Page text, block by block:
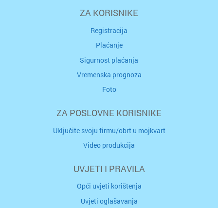
ZA KORISNIKE
Registracija
Plaćanje
Sigurnost plaćanja
Vremenska prognoza
Foto
ZA POSLOVNE KORISNIKE
Uključite svoju firmu/obrt u mojkvart
Video produkcija
UVJETI I PRAVILA
Opći uvjeti korištenja
Uvjeti oglašavanja